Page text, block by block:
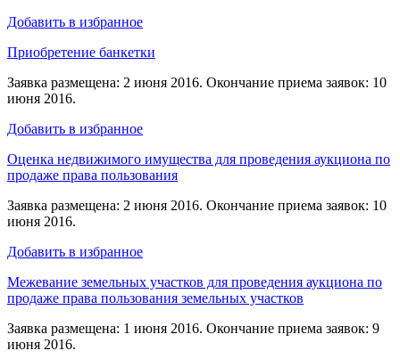
Добавить в избранное
Приобретение банкетки
Заявка размещена: 2 июня 2016. Окончание приема заявок: 10
июня 2016.
Добавить в избранное
Оценка недвижимого имущества для проведения аукциона по
продаже права пользования
Заявка размещена: 2 июня 2016. Окончание приема заявок: 10
июня 2016.
Добавить в избранное
Межевание земельных участков для проведения аукциона по
продаже права пользования земельных участков
Заявка размещена: 1 июня 2016. Окончание приема заявок: 9
июня 2016.